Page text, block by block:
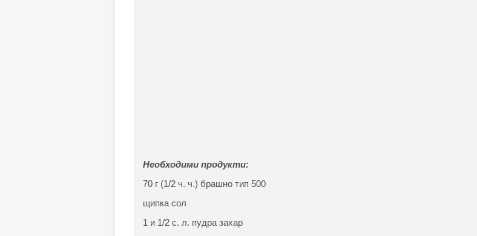
Необходими продукти:
70 г (1/2 ч. ч.) брашно тип 500
щипка сол
1 и 1/2 с. л. пудра захар